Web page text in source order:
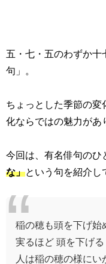
五・七・五のわずか十
句」。
ちょっとした季節の変
化ならではの魅力があ
今回は、有名俳句のひ
な」という句を紹介し
稲の穂も頭を下げ始
実るほど 頭を下げ
人は稲の穂の様にい